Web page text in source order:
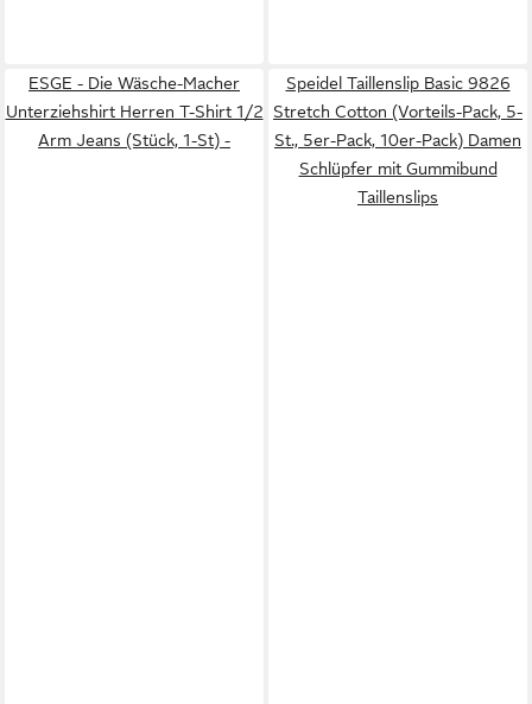
ESGE - Die Wäsche-Macher
Unterziehshirt Herren T-Shirt 1/2
Arm Jeans (Stück, 1-St) -
Speidel Taillenslip Basic 9826
Stretch Cotton (Vorteils-Pack, 5-
St., 5er-Pack, 10er-Pack) Damen
Schlüpfer mit Gummibund
Taillenslips